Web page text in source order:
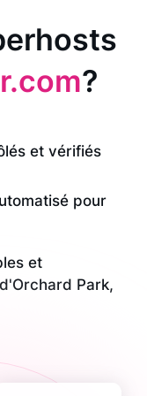
?
et vérifiés
pour
et
Park,